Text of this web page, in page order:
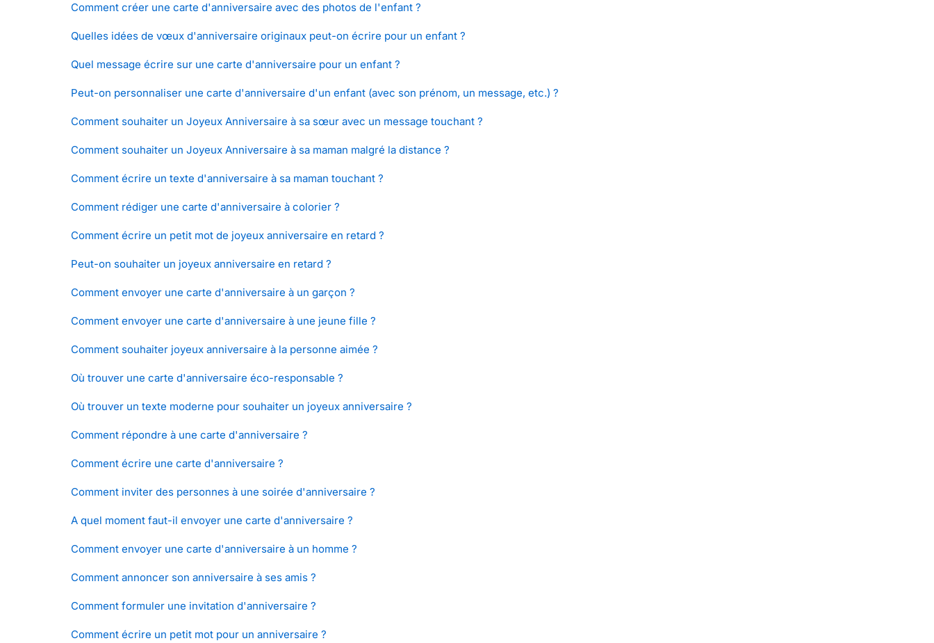
Comment créer une carte d'anniversaire avec des photos de l'enfant ?
Quelles idées de vœux d'anniversaire originaux peut-on écrire pour un enfant ?
Quel message écrire sur une carte d'anniversaire pour un enfant ?
Peut-on personnaliser une carte d'anniversaire d'un enfant (avec son prénom, un message, etc.) ?
Comment souhaiter un Joyeux Anniversaire à sa sœur avec un message touchant ?
Comment souhaiter un Joyeux Anniversaire à sa maman malgré la distance ?
Comment écrire un texte d'anniversaire à sa maman touchant ?
Comment rédiger une carte d'anniversaire à colorier ?
Comment écrire un petit mot de joyeux anniversaire en retard ?
Peut-on souhaiter un joyeux anniversaire en retard ?
Comment envoyer une carte d'anniversaire à un garçon ?
Comment envoyer une carte d'anniversaire à une jeune fille ?
Comment souhaiter joyeux anniversaire à la personne aimée ?
Où trouver une carte d'anniversaire éco-responsable ?
Où trouver un texte moderne pour souhaiter un joyeux anniversaire ?
Comment répondre à une carte d'anniversaire ?
Comment écrire une carte d'anniversaire ?
Comment inviter des personnes à une soirée d'anniversaire ?
A quel moment faut-il envoyer une carte d'anniversaire ?
Comment envoyer une carte d'anniversaire à un homme ?
Comment annoncer son anniversaire à ses amis ?
Comment formuler une invitation d'anniversaire ?
Comment écrire un petit mot pour un anniversaire ?